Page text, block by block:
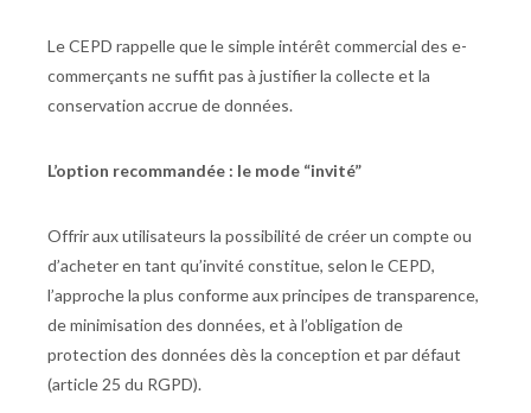
Le CEPD rappelle que le simple intérêt commercial des e-
commerçants ne suffit pas à justifier la collecte et la
conservation accrue de données.
L’option recommandée : le mode “invité”
Offrir aux utilisateurs la possibilité de créer un compte ou
d’acheter en tant qu’invité constitue, selon le CEPD,
l’approche la plus conforme aux principes de transparence,
de minimisation des données, et à l’obligation de
protection des données dès la conception et par défaut
(article 25 du RGPD).